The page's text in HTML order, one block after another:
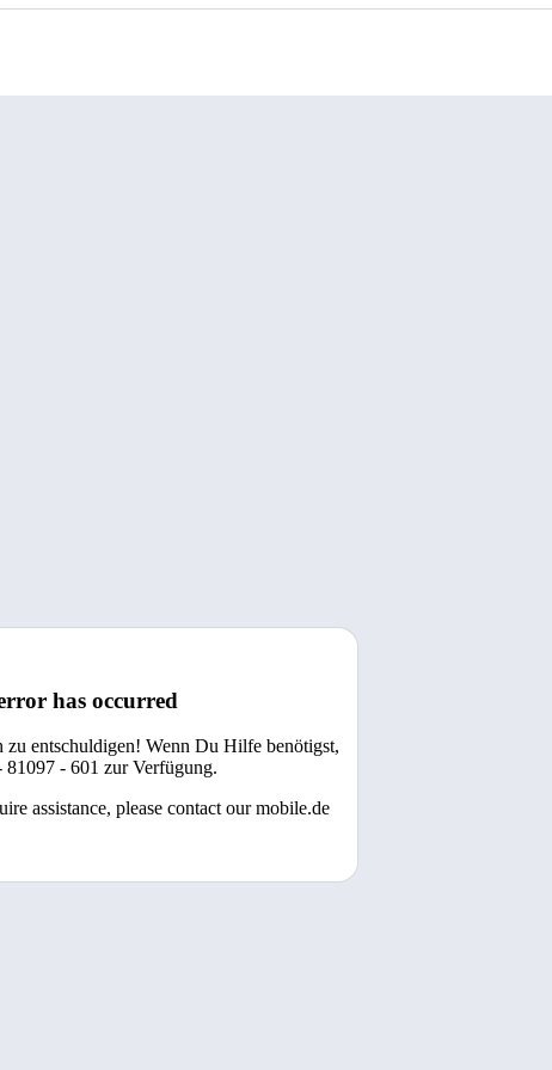
has occurred
entschuldigen! Wenn Du Hilfe benötigst,
- 601 zur Verfügung.
assistance, please contact our mobile.de